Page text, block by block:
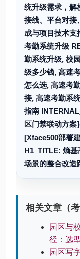
统升级需求，解
接线、平台对接
成与项目技术支
考勤系统升级
勤系统升级, 校
级多少钱, 高速
怎么选, 高速考
接, 高速考勤系
指南
区门禁联动方案
[Xface500部署
H1_TITLE: 熵基
场景的整合改造
相关文章（考
园区与
径：选
园区写